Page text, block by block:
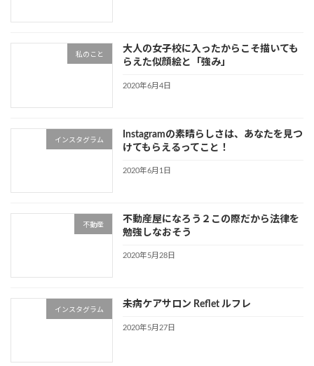
私のこと
大人の女子校に入ったからこそ描いても
らえた似顔絵と「強み」
2020年6月4日
インスタグラム
Instagramの素晴らしさは、あなたを見つ
けてもらえるってこと！
2020年6月1日
不動産
不動産屋になろう２この際だから法律を
勉強しなおそう
2020年5月28日
インスタグラム
未病ケアサロン Reflet ルフレ
2020年5月27日